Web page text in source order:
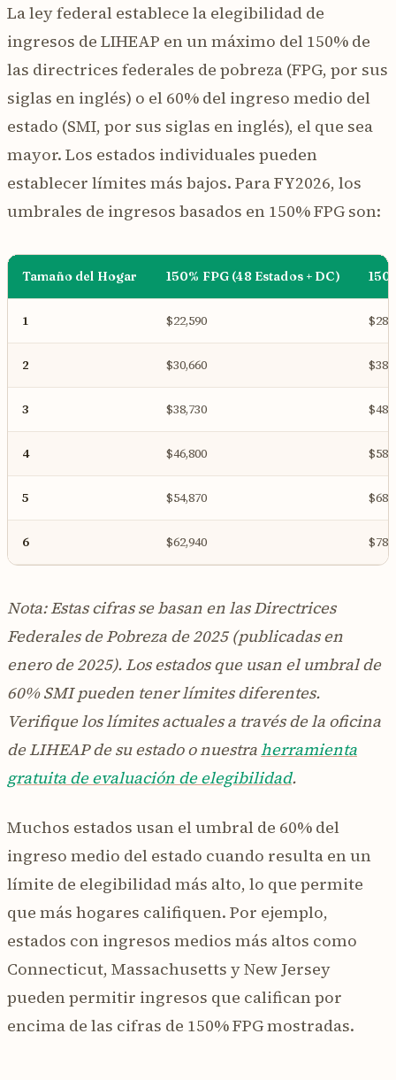
La ley federal establece la elegibilidad de
ingresos de LIHEAP en un máximo del 150% de
las directrices federales de pobreza (FPG, por sus
siglas en inglés) o el 60% del ingreso medio del
estado (SMI, por sus siglas en inglés), el que sea
mayor. Los estados individuales pueden
establecer límites más bajos. Para FY2026, los
umbrales de ingresos basados en 150% FPG son:
Tamaño del Hogar 150% FPG (48 Estados + DC)
1 $22,590
2 $30,660
3 $38,730
4 $46,800
5 $54,870
6 $62,940
Nota: Estas cifras se basan en las Directrices
Federales de Pobreza de 2025 (publicadas en
enero de 2025). Los estados que usan el umbral de
60% SMI pueden tener límites diferentes.
Verifique los límites actuales a través de la oficina
de LIHEAP de su estado o nuestraherramienta
gratuita de evaluación de elegibilidad.
Muchos estados usan el umbral de 60% del
ingreso medio del estado cuando resulta en un
límite de elegibilidad más alto, lo que permite
que más hogares califiquen. Por ejemplo,
estados con ingresos medios más altos como
Connecticut, Massachusetts y New Jersey
pueden permitir ingresos que califican por
encima de las cifras de 150% FPG mostradas.